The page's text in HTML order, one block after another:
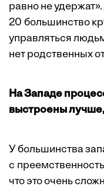
равно не
20 большинство
управляться
нет родственных
На Западе
выстроены
У большинства
с
что это очень